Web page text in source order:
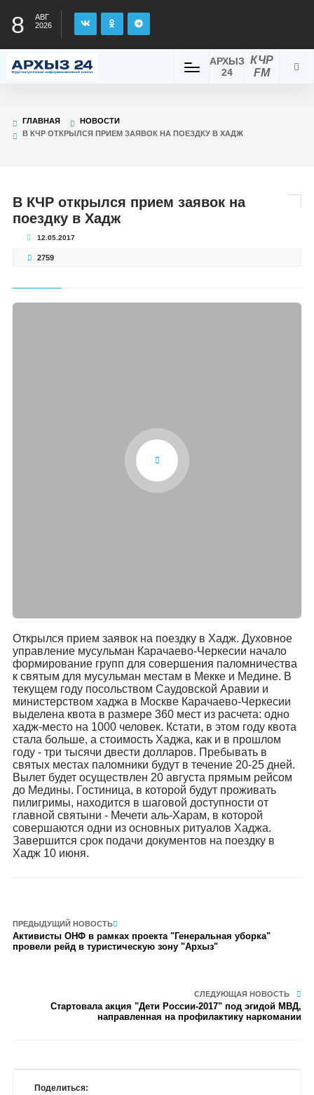
8
АВГ
2026
КЧР
FM
АРХЫЗ
24
ГЛАВНАЯ
НОВОСТИ
В КЧР ОТКРЫЛСЯ ПРИЕМ ЗАЯВОК НА ПОЕЗДКУ В ХАДЖ
В КЧР открылся прием заявок на
поездку в Хадж
12.05.2017
2759
Открылся прием заявок на поездку в Хадж. Духовное
управление мусульман Карачаево-Черкесии начало
формирование групп для совершения паломничества
к святым для мусульман местам в Мекке и Медине. В
текущем году посольством Саудовской Аравии и
министерством хаджа в Москве Карачаево-Черкесии
выделена квота в размере 360 мест из расчета: одно
хадж-место на 1000 человек. Кстати, в этом году квота
стала больше, а стоимость Хаджа, как и в прошлом
году - три тысячи двести долларов. Пребывать в
святых местах паломники будут в течение 20-25 дней.
Вылет будет осуществлен 20 августа прямым рейсом
до Медины. Гостиница, в которой будут проживать
пилигримы, находится в шаговой доступности от
главной святыни - Мечети аль-Харам, в которой
совершаются одни из основных ритуалов Хаджа.
Завершится срок подачи документов на поездку в
Хадж 10 июня.
ПРЕДЫДУЩИЙ НОВОСТЬ
Активисты ОНФ в рамках проекта "Генеральная уборка"
провели рейд в туристическую зону "Архыз"
СЛЕДУЮЩАЯ НОВОСТЬ
Стартовала акция "Дети России-2017" под эгидой МВД,
направленная на профилактику наркомании
Поделиться: